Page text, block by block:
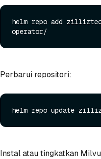
helm repo add
Perbarui repositori:
Instal atau tingkatkan